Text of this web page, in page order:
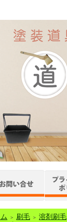
＞ 刷毛 ＞ 溶剤刷毛